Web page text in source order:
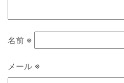
名前 ※
メール ※